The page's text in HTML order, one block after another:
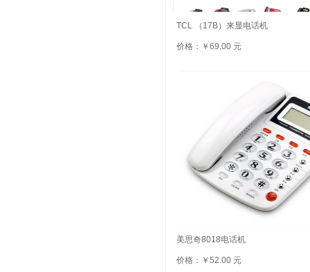
TCL （17B）来显电话机
价格：￥69.00 元
美思奇8018电话机
价格：￥52.00 元